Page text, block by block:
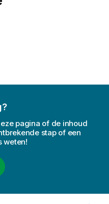
pagina of de inhoud
stap of een
weten!